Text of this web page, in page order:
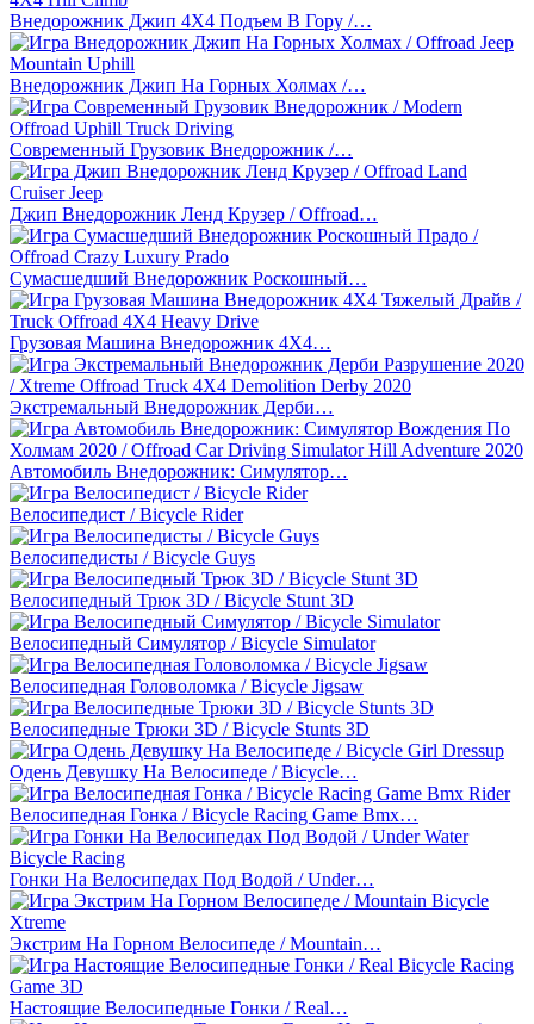
Внедорожник Джип 4Х4 Подъем В Гору /…
Внедорожник Джип На Горных Холмах /…
Современный Грузовик Внедорожник /…
Джип Внедорожник Ленд Крузер / Offroad…
Сумасшедший Внедорожник Роскошный…
Грузовая Машина Внедорожник 4X4…
Экстремальный Внедорожник Дерби…
Автомобиль Внедорожник: Симулятор…
Велосипедист / Bicycle Rider
Велосипедисты / Bicycle Guys
Велосипедный Трюк 3D / Bicycle Stunt 3D
Велосипедный Симулятор / Bicycle Simulator
Велосипедная Головоломка / Bicycle Jigsaw
Велосипедные Трюки 3D / Bicycle Stunts 3D
Одень Девушку На Велосипеде / Bicycle…
Велосипедная Гонка / Bicycle Racing Game Bmx…
Гонки На Велосипедах Под Водой / Under…
Экстрим На Горном Велосипеде / Mountain…
Настоящие Велосипедные Гонки / Real…